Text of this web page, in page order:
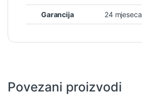
Garancija 24 mjeseca
Povezani proizvodi